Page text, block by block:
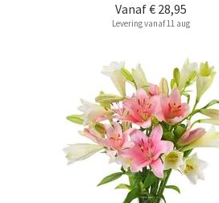
Vanaf€ 28,95
Levering vanaf 11 aug